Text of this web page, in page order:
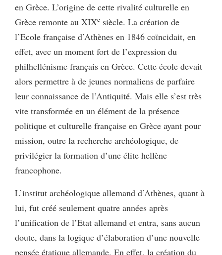
en Grèce. L’origine de cette rivalité culturelle en
Grèce remonte au XIXe siècle. La création de
l’Ecole française d’Athènes en 1846 coïncidait, en
effet, avec un moment fort de l’expression du
philhellénisme français en Grèce. Cette école devait
alors permettre à de jeunes normaliens de parfaire
leur connaissance de l’Antiquité. Mais elle s’est très
vite transformée en un élément de la présence
politique et culturelle française en Grèce ayant pour
mission, outre la recherche archéologique, de
privilégier la formation d’une élite hellène
francophone.
L’institut archéologique allemand d’Athènes, quant à
lui, fut créé seulement quatre années après
l’unification de l’Etat allemand et entra, sans aucun
doute, dans la logique d’élaboration d’une nouvelle
pensée étatique allemande. En effet, la création du